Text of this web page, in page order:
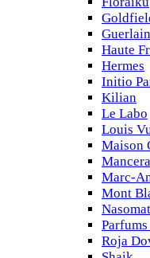
Guerlain
Haute
Hermes
Initio
Kilian
Le Labo
Louis
Maison
Mancera
Marc-
Mont
Roja